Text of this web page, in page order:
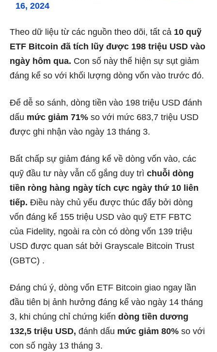
16, 2024
Theo dữ liệu từ các nguồn theo dõi, tất cả 10 quỹ
ETF Bitcoin đã tích lũy được 198 triệu USD vào
ngày hôm qua. Con số này thể hiện sự sụt giảm
đáng kể so với khối lượng dòng vốn vào trước đó.
Để dễ so sánh, dòng tiền vào 198 triệu USD đánh
dấu mức giảm 71% so với mức 683,7 triệu USD
được ghi nhận vào ngày 13 tháng 3.
Bất chấp sự giảm đáng kể về dòng vốn vào, các
quỹ đầu tư này vẫn cố gắng duy trì chuỗi dòng
tiền ròng hàng ngày tích cực ngày thứ 10 liên
tiếp. Điều này chủ yếu được thúc đẩy bởi dòng
vốn đáng kể 155 triệu USD vào quỹ ETF FBTC
của Fidelity, ngoài ra còn có dòng vốn 139 triệu
USD được quan sát bởi Grayscale Bitcoin Trust
(GBTC) .
Đáng chú ý, dòng vốn ETF Bitcoin giao ngay lần
đầu tiên bị ảnh hưởng đáng kể vào ngày 14 tháng
3, khi chúng chỉ chứng kiến ​​dòng tiền dương
132,5 triệu USD, đánh dấu mức giảm 80% so với
con số ngày 13 tháng 3.